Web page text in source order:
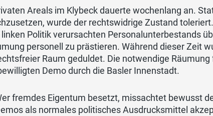
Areals im Klybeck dauerte wochenlang an.
wurde der rechtswidrige Zustand
Politik verursachten Personalunterbestands
personell zu prästieren. Während dieser Zeit
Raum geduldet. Die notwendige
Demo durch die Basler Innenstadt.
fremdes Eigentum besetzt, missachtet bewusst
als normales politisches Ausdrucksmittel